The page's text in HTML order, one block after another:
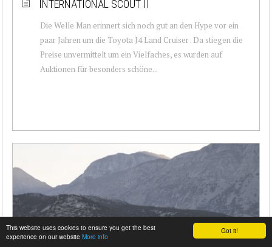
Got it!
This website uses cookies to ensure you get the best
experience on our website More info
INTERNATIONAL SCOUT II
Die Welle Man erinnert sich noch gut an den Hype vor ein
paar Jahren um die Toyota J4 Land Cruiser . Da stiegen die
Preise unvermittelt um ein Vielfaches, es wurden auf
Auktionen für besonders schöne...